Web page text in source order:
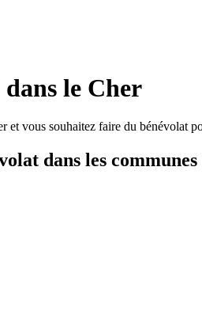
le Cher
et vous souhaitez faire du bénévolat
dans les